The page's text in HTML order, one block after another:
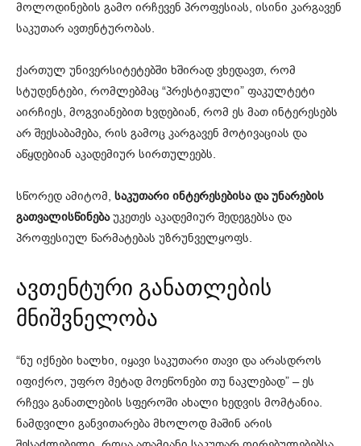
მოლოდინების გამო ირჩევენ პროფესიას, ისინი კარგავენ
საკუთარ ავთენტურობას.
ქართულ უნივერსიტეტებში ხშირად ვხედავთ, რომ
სტუდენტები, რომლებმაც “პრესტიჟული” ფაკულტეტი
აირჩიეს, მოგვიანებით ხვდებიან, რომ ეს მათ ინტერესებს
არ შეესაბამება, რის გამოც კარგავენ მოტივაციას და
აწყდებიან აკადემიურ სირთულეებს.
სწორედ ამიტომ, საკუთარი ინტერესებისა და უნარების
გათვალისწინებაუკეთეს აკადემიურ შედეგებსა და
პროფესიულ წარმატებას უზრუნველყოფს.
ავთენტური განათლების
მნიშვნელობა
“ნუ იქნები ხალხი, იყავი საკუთარი თავი და არასდროს
იფიქრო, უფრო მეტად მოეწონები თუ ნაკლებად” – ეს
რჩევა განათლების სფეროში ახალი ხედვის მომტანია.
ნამდვილი განვითარება მხოლოდ მაშინ არის